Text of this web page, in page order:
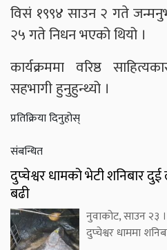
विसं १९९४ साउन २ गते
२५ गते निधन भएको थियो ।
कार्यक्रममा वरिष्ठ
सहभागी हुनुहुन्थ्यो ।
प्रतिक्रिया दिनुहोस्
संबन्धित
दुप्चेश्वर धामको भेटी शनिबार
बढी
नुवाकोट, साउन २३
दुप्चेश्वर धाममा